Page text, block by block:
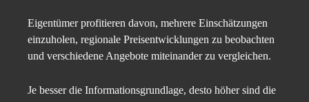
Eigentümer profitieren davon, mehrere Einschätzungen
einzuholen, regionale Preisentwicklungen zu beobachten
und verschiedene Angebote miteinander zu vergleichen.
Je besser die Informationsgrundlage, desto höher sind die